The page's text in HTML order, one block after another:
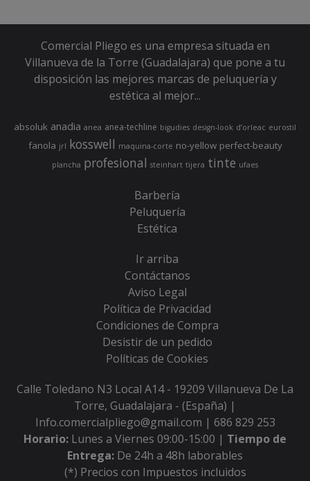
Comercial Pliego es una empresa situada en
Villanueva de la Torre (Guadalajara) que pone a tu
disposición las mejores marcas de peluquería y
estética al mejor...
absoluk anadia anea anea-techline bigudies design-look d’orleac eurostil
fanola jrl kosswell maquina-corte no-yellow perfect-beauty
plancha profesional steinhart tijera tinte ufaes
Barbería
Peluquería
Estética
Ir arriba
Contáctanos
Aviso Legal
Política de Privacidad
Condiciones de Compra
Desistir de un pedido
Políticas de Cookies
Calle Toledano N3 Local A14 - 19209 Villanueva De La
Torre, Guadalajara - (España) |
Info.comercialpliego@gmail.com | 686 829 253
Horario: Lunes a Viernes 09:00-15:00 | Tiempo de
Entrega: De 24h a 48h laborables
(*) Precios con Impuestos incluidos